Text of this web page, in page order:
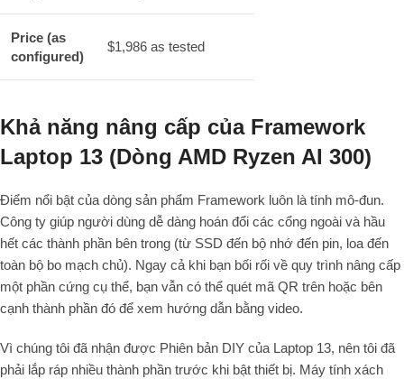
Price (as
configured)
$1,986 as tested
Khả năng nâng cấp của Framework
Laptop 13 (Dòng AMD Ryzen AI 300)
Điểm nổi bật của dòng sản phẩm Framework luôn là tính mô-đun.
Công ty giúp người dùng dễ dàng hoán đổi các cổng ngoài và hầu
hết các thành phần bên trong (từ SSD đến bộ nhớ đến pin, loa đến
toàn bộ bo mạch chủ). Ngay cả khi bạn bối rối về quy trình nâng cấp
một phần cứng cụ thể, bạn vẫn có thể quét mã QR trên hoặc bên
cạnh thành phần đó để xem hướng dẫn bằng video.
Vì chúng tôi đã nhận được Phiên bản DIY của Laptop 13, nên tôi đã
phải lắp ráp nhiều thành phần trước khi bật thiết bị. Máy tính xách